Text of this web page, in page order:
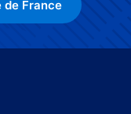
de France